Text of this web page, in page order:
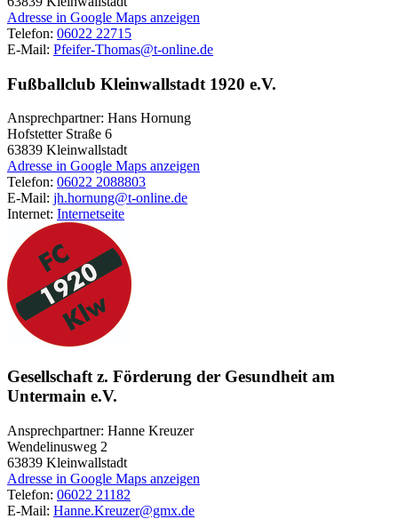
Adresse in Google Maps anzeigen
Telefon: 06022 22715
E-Mail: Pfeifer-Thomas@t-online.de
Fußballclub Kleinwallstadt 1920 e.V.
Ansprechpartner: Hans Hornung
Hofstetter Straße 6
63839 Kleinwallstadt
Adresse in Google Maps anzeigen
Telefon: 06022 2088803
E-Mail: jh.hornung@t-online.de
Internet: Internetseite
Gesellschaft z. Förderung der Gesundheit am
Untermain e.V.
Ansprechpartner: Hanne Kreuzer
Wendelinusweg 2
63839 Kleinwallstadt
Adresse in Google Maps anzeigen
Telefon: 06022 21182
E-Mail: Hanne.Kreuzer@gmx.de